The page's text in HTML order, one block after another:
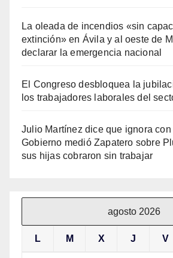
La oleada de incendios «sin
extinción» en Ávila y al oeste de
declarar la emergencia nacional
El Congreso desbloquea la
los trabajadores laborales del
Julio Martínez dice que ignora con
Gobierno medió Zapatero sobre
sus hijas cobraron sin trabajar
agosto 2026
L M X J V